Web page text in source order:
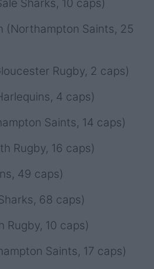
Sharks, 10 caps)
(Northampton Saints, 25
Rugby, 2 caps)
4 caps)
Saints, 14 caps)
Rugby, 16 caps)
49 caps)
68 caps)
Rugby, 10 caps)
Saints, 17 caps)